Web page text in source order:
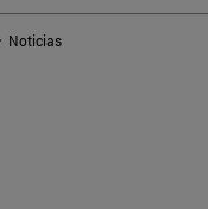
Noticias